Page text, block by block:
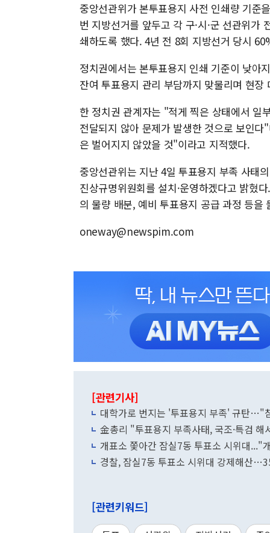
중앙선관위가 본투표용지 사전 인쇄량 기준
번 지방선거를 앞두고 각 구·시·군 선관위
쇄하도록 했다. 4년 전 8회 지방선거 당시
정치권에서는 본투표용지 인쇄 기준이 낮아
잔여 투표용지 관리 부담까지 맞물리며 현
한 정치권 관계자는 "적게 찍은 상태에서 일
전달되지 않아 문제가 발생한 것으로 보인
은 벌어지지 않았을 것"이라고 지적했다.
중앙선관위는 지난 4일 투표용지 부족 사태
진상규명위원회를 설치·운영하겠다고 밝혔
의 물량 배분, 예비 투표용지 공급 과정 등을
oneway@newspim.com
[관련기사]
대학가로 번지는 '투표용지 부족' 규탄…"
金총리 "투표용지 부족사태, 국조·특검
개표소 쫓아간 잠실7동 투표소 시위대..."
경찰, 잠실7동 투표소 시위대 강제해산
[관련키워드]